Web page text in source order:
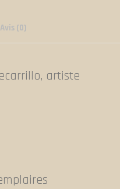
Avis (0)
artiste